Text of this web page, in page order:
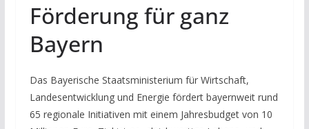
Förderung für ganz
Bayern
Das Bayerische Staatsministerium für Wirtschaft,
Landesentwicklung und Energie fördert bayernweit rund
65 regionale Initiativen mit einem Jahresbudget von 10